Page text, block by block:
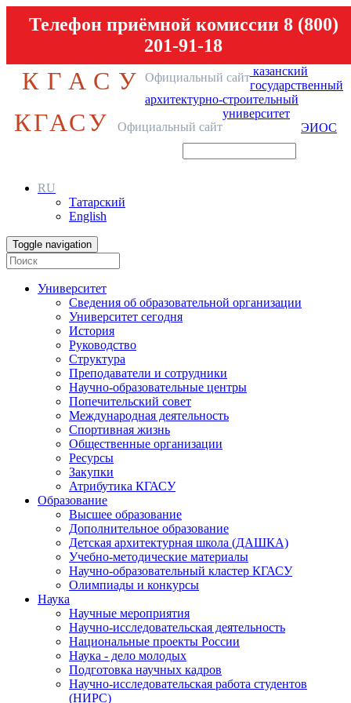
Телефон приёмной комиссии 8 (800)
201-91-18
КГАСУ Официальный сайт казанский
государственный
архитектурно-строительный
университет
КГАСУ Официальный сайт ЭИОС
RU
Татарский
English
Toggle navigation
Университет
Сведения об образовательной организации
Университет сегодня
История
Руководство
Структура
Преподаватели и сотрудники
Научно-образовательные центры
Попечительский совет
Международная деятельность
Спортивная жизнь
Общественные организации
Ресурсы
Закупки
Атрибутика КГАСУ
Образование
Высшее образование
Дополнительное образование
Детская архитектурная школа (ДАШКА)
Учебно-методические материалы
Научно-образовательный кластер КГАСУ
Олимпиады и конкурсы
Наука
Научные мероприятия
Научно-исследовательская деятельность
Национальные проекты России
Наука - дело молодых
Подготовка научных кадров
Научно-исследовательская работа студентов
(НИРС)